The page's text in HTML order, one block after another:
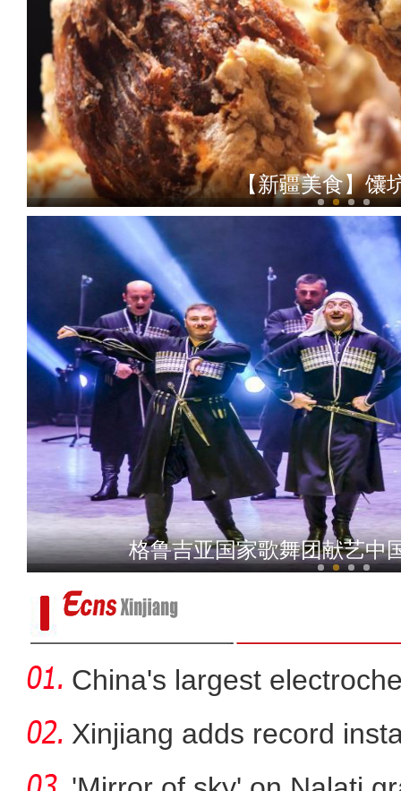
【新疆美食】馕
外国舞者话新疆——韩国釜
格鲁吉亚国家歌舞团献艺中
China's largest
storag
Xinjiang adds record